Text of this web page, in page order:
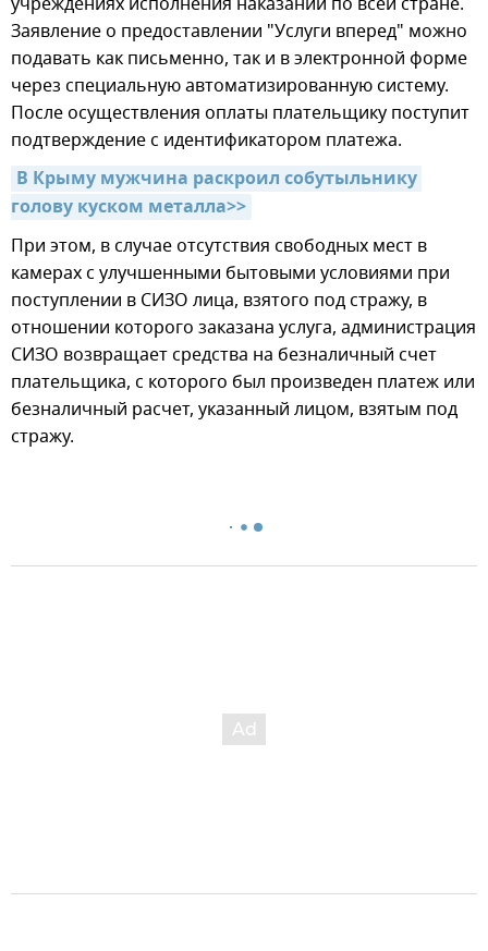
Заявление о предоставлении "Услуги вперед" можно
подавать как письменно, так и в электронной форме
через специальную автоматизированную систему.
После осуществления оплаты плательщику поступит
подтверждение с идентификатором платежа.
В Крыму мужчина раскроил собутыльнику
голову куском металла>>
При этом, в случае отсутствия свободных мест в
камерах с улучшенными бытовыми условиями при
поступлении в СИЗО лица, взятого под стражу, в
отношении которого заказана услуга, администрация
СИЗО возвращает средства на безналичный счет
плательщика, с которого был произведен платеж или
безналичный расчет, указанный лицом, взятым под
стражу.